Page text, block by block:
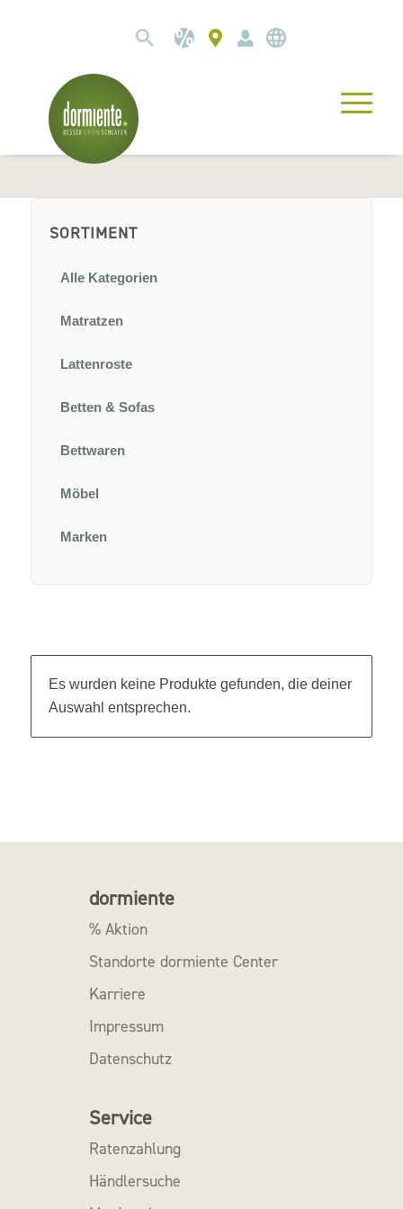
SORTIMENT
Alle Kategorien
Matratzen
Lattenroste
Betten & Sofas
Bettwaren
Möbel
Marken
Es wurden keine Produkte gefunden, die deiner
Auswahl entsprechen.
dormiente
% Aktion
Standorte dormiente Center
Karriere
Impressum
Datenschutz
Service
Ratenzahlung
Händlersuche